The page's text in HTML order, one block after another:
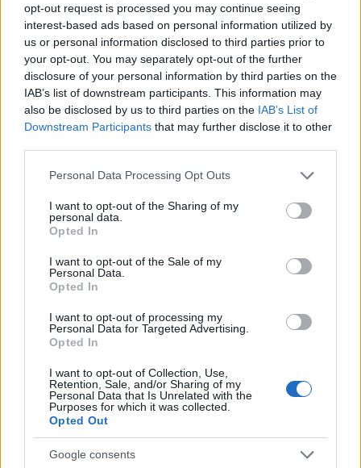
opt-out request is processed you may continue seeing
interest-based ads based on personal information utilized by
us or personal information disclosed to third parties prior to
your opt-out. You may separately opt-out of the further
disclosure of your personal information by third parties on the
IAB’s list of downstream participants. This information may
also be disclosed by us to third parties on the IAB’s List of
Downstream Participants that may further disclose it to other
Please note that this website/app uses one or more Google
not limited to your visit or usage behaviour. You may click to
grant or deny consent to Google and its third-party tags to
use your data for below specified purposes in below Google
consent section.
Personal Data Processing Opt Outs
I want to opt-out of the Sharing of my
personal data.
Opted In
I want to opt-out of the Sale of my
Personal Data.
Opted In
I want to opt-out of processing my
Personal Data for Targeted Advertising.
Opted In
I want to opt-out of Collection, Use,
Retention, Sale, and/or Sharing of my
Personal Data that Is Unrelated with the
Purposes for which it was collected.
Opted Out
Google consents
e concentrarsi su ciò che sanno fare meglio:
innovare e crescere.
AUTORE
AiAdhubMedia